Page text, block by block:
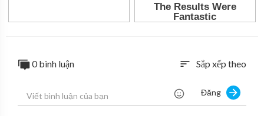
0 bình luận sort Sắp xếp theo
Đăng